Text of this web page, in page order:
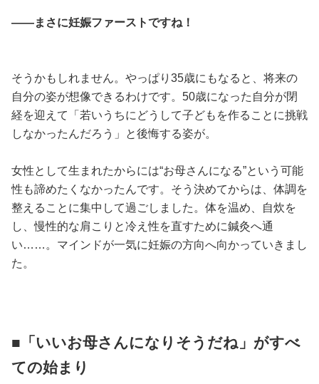
——まさに妊娠ファーストですね！
そうかもしれません。やっぱり35歳にもなると、将来の
自分の姿が想像できるわけです。50歳になった自分が閉
経を迎えて「若いうちにどうして子どもを作ることに挑戦
しなかったんだろう」と後悔する姿が。
女性として生まれたからには“お母さんになる”という可能
性も諦めたくなかったんです。そう決めてからは、体調を
整えることに集中して過ごしました。体を温め、自炊を
し、慢性的な肩こりと冷え性を直すために鍼灸へ通
い……。マインドが一気に妊娠の方向へ向かっていきまし
た。
■「いいお母さんになりそうだね」がすべ
ての始まり